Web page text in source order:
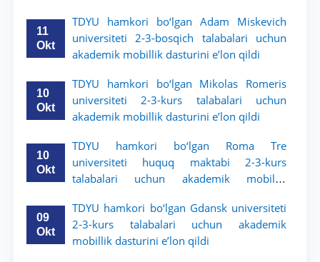
11
Okt
TDYU hamkori bo‘lgan Adam Miskevich
universiteti 2-3-bosqich talabalari uchun
akademik mobillik dasturini e’lon qildi
10
Okt
TDYU hamkori bo‘lgan Mikolas Romeris
universiteti 2-3-kurs talabalari uchun
akademik mobillik dasturini e’lon qildi
10
Okt
TDYU hamkori bo‘lgan Roma Tre
universiteti huquq maktabi 2-3-kurs
talabalari uchun akademik mobillik
09
Okt
TDYU hamkori bo‘lgan Gdansk universiteti
2-3-kurs talabalari uchun akademik
mobillik dasturini e’lon qildi